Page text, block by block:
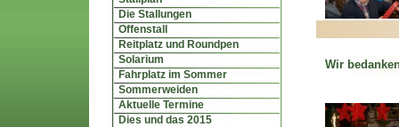
Die Stallungen
Offenstall
Reitplatz und Roundpen
Solarium
Fahrplatz im Sommer
Sommerweiden
Aktuelle Termine
Dies und das 2015
Wir